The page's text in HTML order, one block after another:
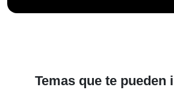
Temas que te pueden